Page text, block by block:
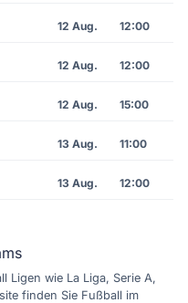
12 Aug. 12:00
12 Aug. 12:00
12 Aug. 15:00
13 Aug. 11:00
13 Aug. 12:00
Ligen wie La Liga, Serie A,
finden Sie Fußball im